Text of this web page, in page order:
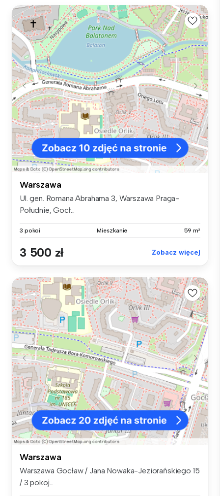
Warszawa
Ul. gen. Romana Abrahama 3, Warszawa Praga-
Południe, Gocł...
3 pokoi Mieszkanie 59 m²
3 500 zł Zobacz więcej
Warszawa
Warszawa Gocław / Jana Nowaka-Jeziorańskiego 15
/ 3 pokoj...